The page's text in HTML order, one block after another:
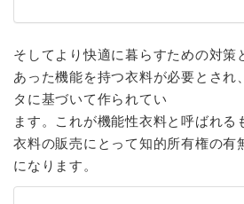
そしてより快適に暮らすための対策
あった機能を持つ衣料が必要とされ
タに基づいて作られてい
ます。これが機能性衣料と呼ばれる
衣料の販売にとって知的所有権の有
になります。